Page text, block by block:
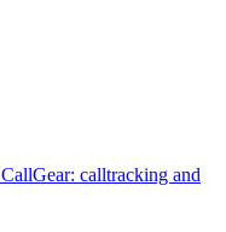
CallGear: calltracking and